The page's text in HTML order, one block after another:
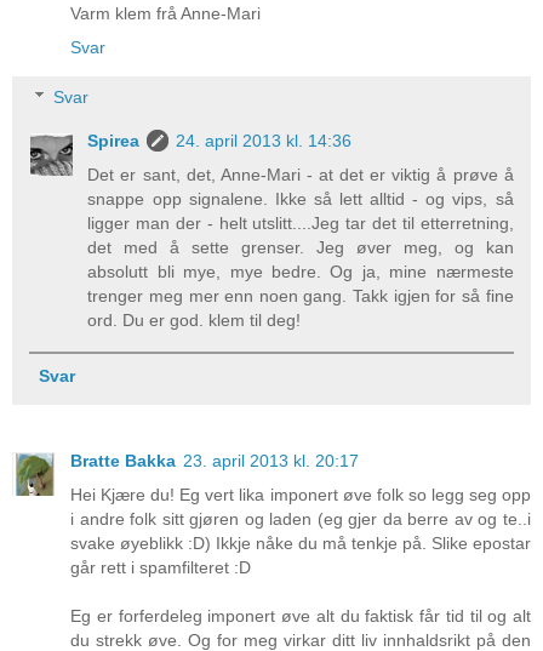
Varm klem frå Anne-Mari
Svar
Svar
Spirea
24. april 2013 kl. 14:36
Det er sant, det, Anne-Mari - at det er viktig å prøve å
snappe opp signalene. Ikke så lett alltid - og vips, så
ligger man der - helt utslitt....Jeg tar det til etterretning,
det med å sette grenser. Jeg øver meg, og kan
absolutt bli mye, mye bedre. Og ja, mine nærmeste
trenger meg mer enn noen gang. Takk igjen for så fine
ord. Du er god. klem til deg!
Svar
Bratte Bakka 23. april 2013 kl. 20:17
Hei Kjære du! Eg vert lika imponert øve folk so legg seg opp
i andre folk sitt gjøren og laden (eg gjer da berre av og te..i
svake øyeblikk :D) Ikkje nåke du må tenkje på. Slike epostar
går rett i spamfilteret :D
Eg er forferdeleg imponert øve alt du faktisk får tid til og alt
du strekk øve. Og for meg virkar ditt liv innhaldsrikt på den